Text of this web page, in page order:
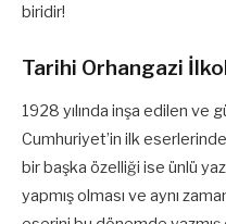
biridir!
Tarihi Orhangazi
1928 yılında inşa edilen ve
Cumhuriyet’in ilk
bir başka özelliği ise ünlü
yapmış olması ve aynı